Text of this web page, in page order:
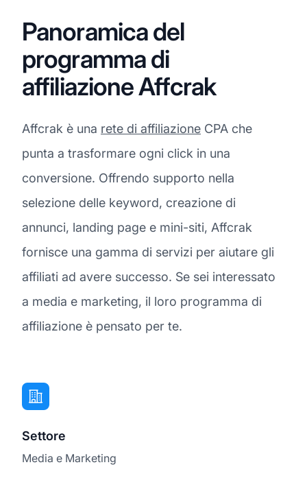
Panoramica del
programma di
affiliazione Affcrak
Affcrak è una rete di affiliazione CPA che
punta a trasformare ogni click in una
conversione. Offrendo supporto nella
selezione delle keyword, creazione di
annunci, landing page e mini-siti, Affcrak
fornisce una gamma di servizi per aiutare gli
affiliati ad avere successo. Se sei interessato
a media e marketing, il loro programma di
affiliazione è pensato per te.
Settore
Media e Marketing